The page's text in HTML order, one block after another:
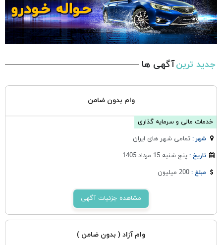
جدید ترینآگهی ها
وام بدون ضامن
خدمات مالی و سرمایه گذاری
شهر :تمامی شهر های ایران
تاریخ :پنج شنبه 15 مرداد 1405
مبلغ :200 میلیون
مشاهده جزئیات آگهی
وام آزاد ( بدون ضامن )